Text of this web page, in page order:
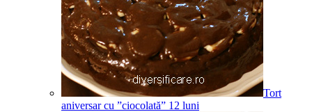
Tort
aniversar cu ”ciocolată” 12 luni